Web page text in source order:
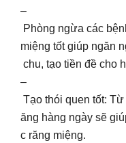
–
Phòng ngừa các
miệng tốt giúp ngăn
chu, tạo tiền đề cho
–
Tạo thói quen tốt:
ăng hàng ngày sẽ
c răng miệng.